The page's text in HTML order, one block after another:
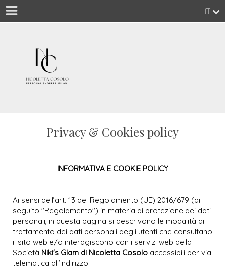
IT
Privacy & Cookies policy
INFORMATIVA E COOKIE POLICY
Ai sensi dell’art. 13 del Regolamento (UE) 2016/679 (di
seguito "Regolamento") in materia di protezione dei dati
personali, in questa pagina si descrivono le modalità di
trattamento dei dati personali degli utenti che consultano
il sito web e/o interagiscono con i servizi web della
Società Niki's Glam di Nicoletta Cosolo accessibili per via
telematica all’indirizzo: